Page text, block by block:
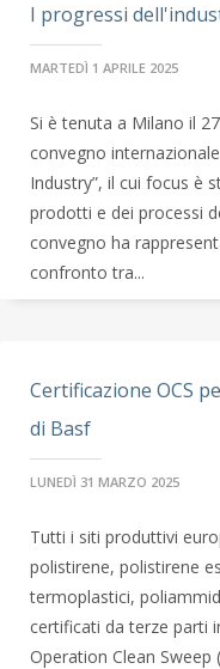
I progressi
MARTEDÌ 1 APRILE 2025
Si è tenuta a Milano il
convegno
Industry”, il cui focus è
prodotti e dei processi
convegno ha
confronto tra...
Certificazione OCS
di Basf
LUNEDÌ 31 MARZO 2025
Tutti i siti produttivi
polistirene, polistirene
termoplastici,
certificati da terze parti
Operation Clean Sweep